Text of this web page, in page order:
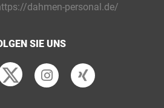
dahmen-personal.de/
SIE UNS